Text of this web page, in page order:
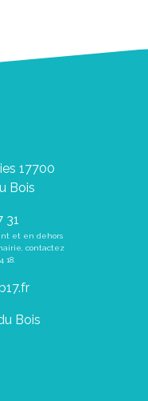
17700
Bois
31
et en dehors
contactez
18
Bois